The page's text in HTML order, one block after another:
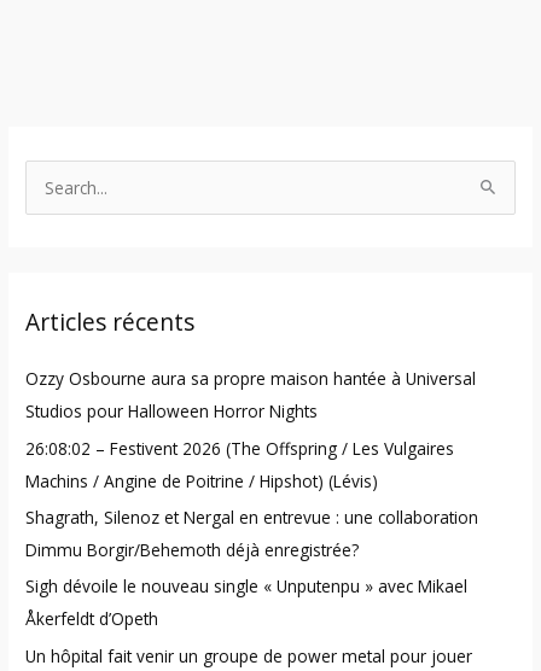
c
f
o
r
:
Articles récents
Ozzy Osbourne aura sa propre maison hantée à Universal
Studios pour Halloween Horror Nights
26:08:02 – Festivent 2026 (The Offspring / Les Vulgaires
Machins / Angine de Poitrine / Hipshot) (Lévis)
Shagrath, Silenoz et Nergal en entrevue : une collaboration
Dimmu Borgir/Behemoth déjà enregistrée?
Sigh dévoile le nouveau single « Unputenpu » avec Mikael
Åkerfeldt d’Opeth
Un hôpital fait venir un groupe de power metal pour jouer